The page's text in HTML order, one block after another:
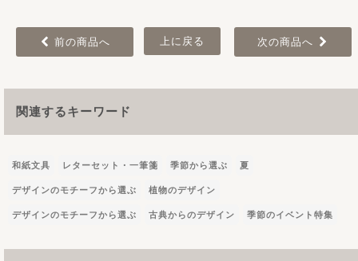
前の商品へ 上に戻る 次の商品へ
関連するキーワード
和紙文具 レターセット・一筆箋 季節から選ぶ 夏
デザインのモチーフから選ぶ 植物のデザイン
デザインのモチーフから選ぶ 古典からのデザイン 季節のイベント特集